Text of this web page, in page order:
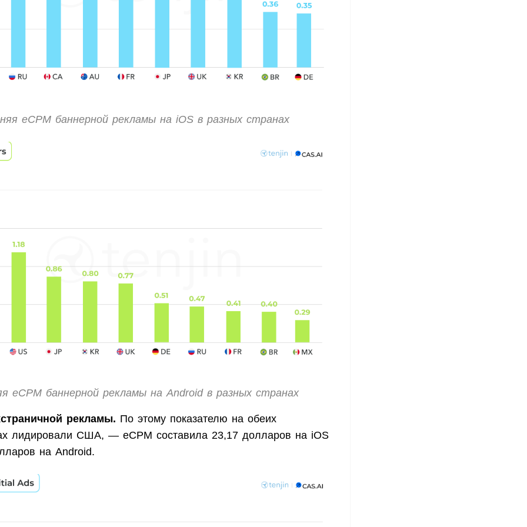
eCPM баннерной рекламы на iOS в разных странах
eCPM баннерной рекламы на Android в разных странах
рекламы. По этому показателю на обеих
лидировали США, — eCPM составила 23,17 долларов на iOS
на Android.